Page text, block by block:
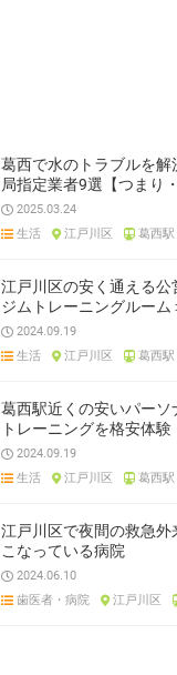
葛西で水のトラブルを解
局指定業者9選【つまり
2025.03.24
生活
江戸川区 葛西駅
江戸川区の安く通える公
ジムトレーニングルーム
2024.09.19
生活
江戸川区 葛西駅
葛西駅近くの安いパー
トレーニングを格安体験
2024.09.19
生活
江戸川区 葛西駅
江戸川区で夜間の救急外
こなっている病院
2024.06.10
歯医者・病院
江戸川区